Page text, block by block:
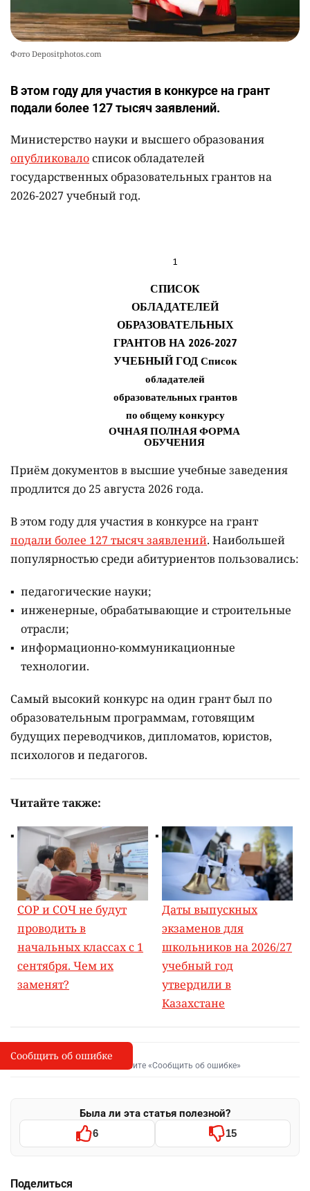
Фото Depositphotos.com
В этом году для участия в конкурсе на грант
подали более 127 тысяч заявлений.
Министерство науки и высшего образования
опубликовалосписок обладателей
государственных образовательных грантов на
2026-2027 учебный год.
Приём документов в высшие учебные заведения
продлится до 25 августа 2026 года.
В этом году для участия в конкурсе на грант
подали более 127 тысяч заявлений. Наибольшей
популярностью среди абитуриентов пользовались:
педагогические науки;
инженерные, обрабатывающие и строительные
отрасли;
информационно-коммуникационные
технологии.
Самый высокий конкурс на один грант был по
образовательным программам, готовящим
будущих переводчиков, дипломатов, юристов,
психологов и педагогов.
Читайте также:
СОР и СОЧ не будут
проводить в
начальных классах с 1
сентября. Чем их
заменят?
Даты выпускных
экзаменов для
школьников на 2026/27
учебный год
утвердили в
Казахстане
I
Сообщить об опечатке
Выделите фрагмент и нажмите «Сообщить об ошибке»
Была ли эта статья полезной?
6 15
Поделиться
Сообщить об ошибке